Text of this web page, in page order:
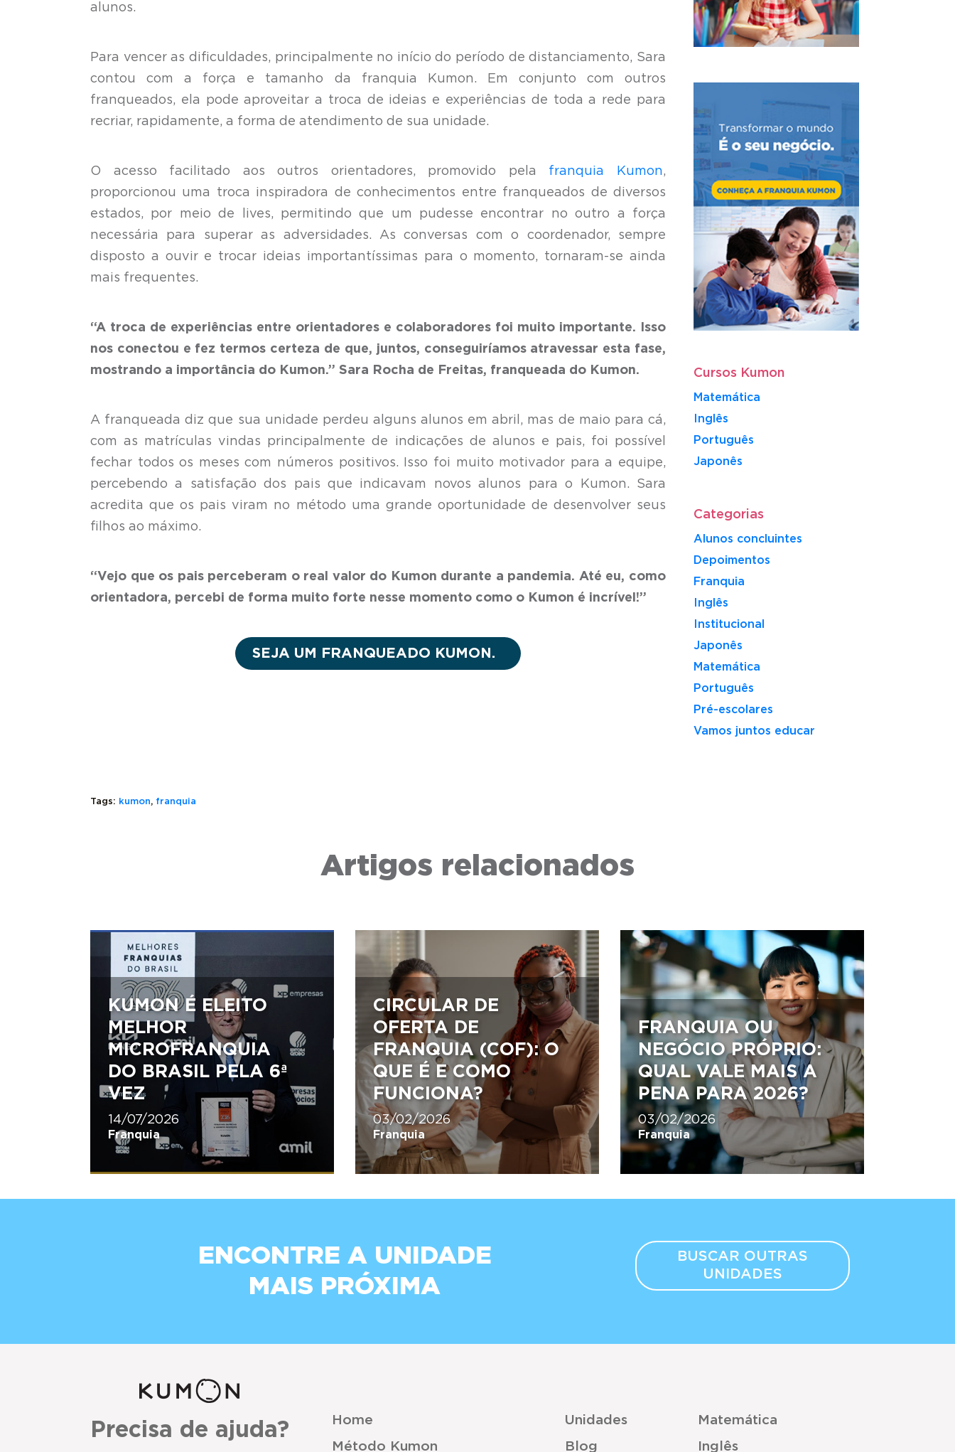
alunos.
Para vencer as dificuldades, principalmente no início do período de distanciamento, Sara
contou com a força e tamanho da franquia Kumon. Em conjunto com outros
franqueados, ela pode aproveitar a troca de ideias e experiências de toda a rede para
recriar, rapidamente, a forma de atendimento de sua unidade.
O acesso facilitado aos outros orientadores, promovido pela franquia Kumon,
proporcionou uma troca inspiradora de conhecimentos entre franqueados de diversos
estados, por meio de lives, permitindo que um pudesse encontrar no outro a força
necessária para superar as adversidades. As conversas com o coordenador, sempre
disposto a ouvir e trocar ideias importantíssimas para o momento, tornaram-se ainda
mais frequentes.
“A troca de experiências entre orientadores e colaboradores foi muito importante. Isso
nos conectou e fez termos certeza de que, juntos, conseguiríamos atravessar esta fase,
mostrando a importância do Kumon.” Sara Rocha de Freitas, franqueada do Kumon.
A franqueada diz que sua unidade perdeu alguns alunos em abril, mas de maio para cá,
com as matrículas vindas principalmente de indicações de alunos e pais, foi possível
fechar todos os meses com números positivos. Isso foi muito motivador para a equipe,
percebendo a satisfação dos pais que indicavam novos alunos para o Kumon. Sara
acredita que os pais viram no método uma grande oportunidade de desenvolver seus
filhos ao máximo.
“Vejo que os pais perceberam o real valor do Kumon durante a pandemia. Até eu, como
orientadora, percebi de forma muito forte nesse momento como o Kumon é incrível!”
SEJA UM FRANQUEADO KUMON.
Cursos Kumon
Matemática
Inglês
Português
​Japonês
Categorias
Alunos concluintes
Depoimentos
Franquia
Inglês
Institucional
Japonês
Matemática
Português
Pré-escolares
Vamos juntos educar
Tags: kumon, franquia
Artigos relacionados
KUMON É ELEITO
MELHOR
MICROFRANQUIA
DO BRASIL PELA 6ª
VEZ
14/07/2026
Franquia
CIRCULAR DE
OFERTA DE
FRANQUIA (COF): O
QUE É E COMO
FUNCIONA?
03/02/2026
Franquia
FRANQUIA OU
NEGÓCIO PRÓPRIO:
QUAL VALE MAIS A
PENA PARA 2026?
03/02/2026
Franquia
ENCONTRE A UNIDADE
MAIS PRÓXIMA
BUSCAR OUTRAS
UNIDADES
Precisa de ajuda? Home Unidades
Matemática
Método Kumon
Blog Inglês